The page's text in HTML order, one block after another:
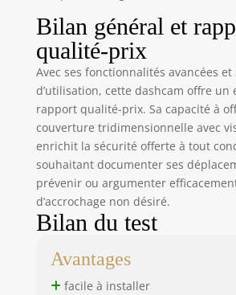
séquences
collisions
mode
nécessite
câblage
inclus.
obtenir
ce kit,
Bilan général et
qualité-prix
Avec ses fonctionnalités avancées
d’utilisation, cette dashcam offre un
rapport qualité-prix. Sa capacité à
couverture tridimensionnelle avec
enrichit la sécurité offerte à tout
souhaitant documenter ses
prévenir ou argumenter
d’accrochage non désiré.
Bilan du test
Avantages
facile à installer